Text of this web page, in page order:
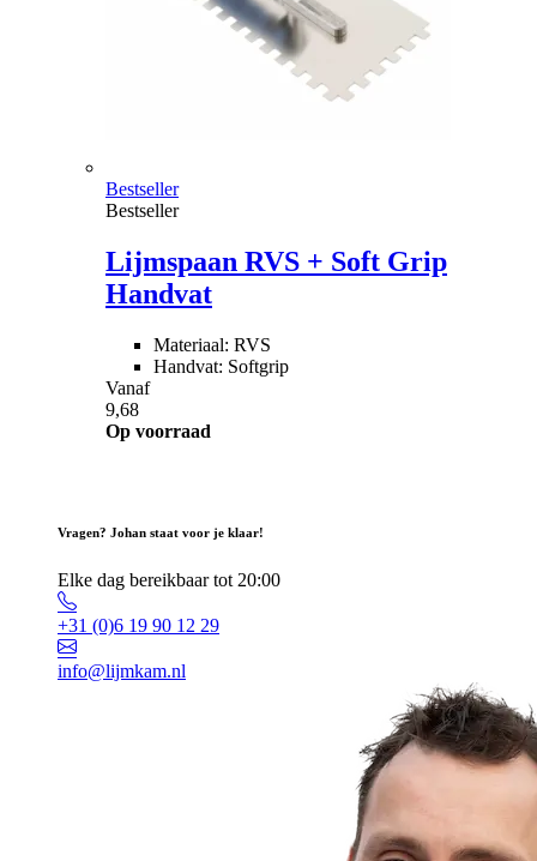
Bestseller
Bestseller
Lijmspaan RVS + Soft Grip
Handvat
Materiaal: RVS
Handvat: Softgrip
Vanaf
9,68
Op voorraad
Vragen? Johan staat voor je klaar!
Elke dag bereikbaar tot 20:00
+31 (0)6 19 90 12 29
info@lijmkam.nl